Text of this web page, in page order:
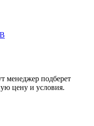
менеджер подберет
цену и условия.